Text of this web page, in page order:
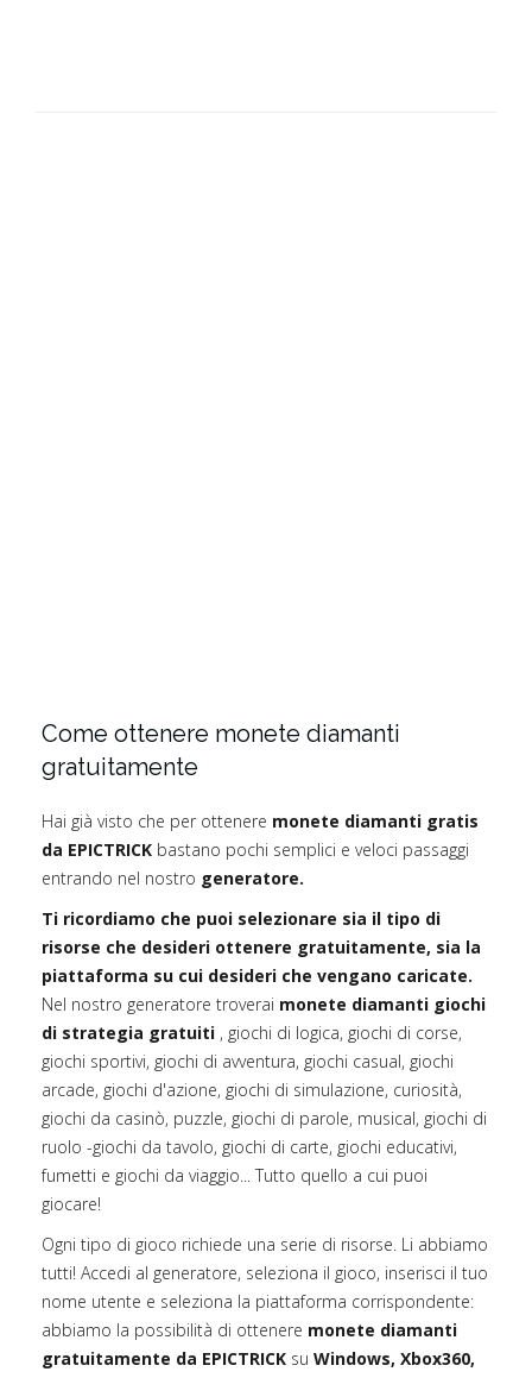
Come ottenere monete diamanti
gratuitamente
Hai già visto che per ottenere monete diamanti gratis
da EPICTRICK bastano pochi semplici e veloci passaggi
entrando nel nostro generatore.
Ti ricordiamo che puoi selezionare sia il tipo di
risorse che desideri ottenere gratuitamente, sia la
piattaforma su cui desideri che vengano caricate.
Nel nostro generatore troverai monete diamanti giochi
di strategia gratuiti , giochi di logica, giochi di corse,
giochi sportivi, giochi di avventura, giochi casual, giochi
arcade, giochi d'azione, giochi di simulazione, curiosità,
giochi da casinò, puzzle, giochi di parole, musical, giochi di
ruolo -giochi da tavolo, giochi di carte, giochi educativi,
fumetti e giochi da viaggio... Tutto quello a cui puoi
giocare!
Ogni tipo di gioco richiede una serie di risorse. Li abbiamo
tutti! Accedi al generatore, seleziona il gioco, inserisci il tuo
nome utente e seleziona la piattaforma corrispondente:
abbiamo la possibilità di ottenere monete diamanti
gratuitamente da EPICTRICK su Windows, Xbox360,